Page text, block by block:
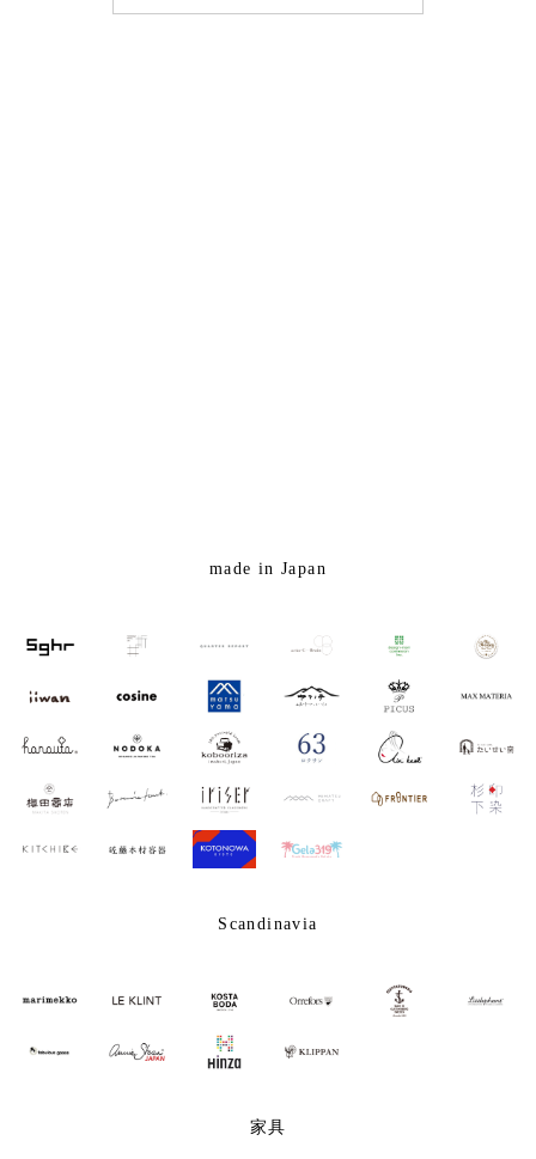
made in Japan
Scandinavia
家具